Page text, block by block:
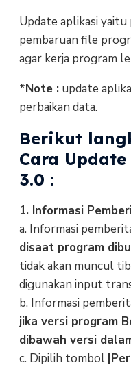
Update aplikasi
pembaruan file
agar kerja program
*Note :update
perbaikan data.
Berikut
Cara
3.0 :
1. Informasi
a. Informasi
disaat program
tidak akan muncul
digunakan input
b. Informasi
jika versi program
dibawah versi
c. Dipilih tombol